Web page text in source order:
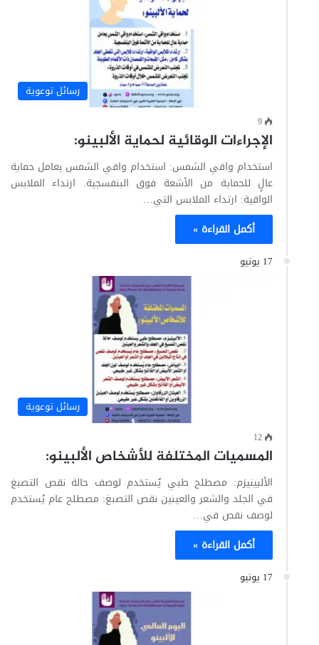
رسائل توعوية
9
الإجراءات الوقائية لحماية الألبينو:
استخدام واقي الشمس: استخدام واقي الشمس بعامل حماية
عالٍ للحماية من الأشعة فوق البنفسجية. ارتداء الملابس
الواقية: ارتداء الملابس التي…
أكمل القراءة »
17 يونيو
رسائل توعوية
12
المسميات المختلفة للأشخاص الألبينو:
الألبينيزم: مصطلح طبي يُستخدم لوصف حالة نقص التصبغ
في الجلد والشعر والعينين نقص التصبغ: مصطلح عام يُستخدم
لوصف نقص في…
أكمل القراءة »
17 يونيو